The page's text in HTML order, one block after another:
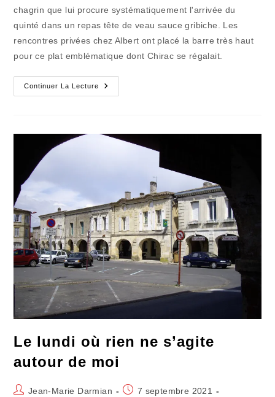
chagrin que lui procure systématiquement l'arrivée du
quinté dans un repas tête de veau sauce gribiche. Les
rencontres privées chez Albert ont placé la barre très haut
pour ce plat emblématique dont Chirac se régalait.
Continuer La Lecture
Le
Dévot
Sa
Le lundi où rien ne s’agite
autour de moi
Auteur/autrice
Jean-Marie Darmian
Publication
7 septembre 2021